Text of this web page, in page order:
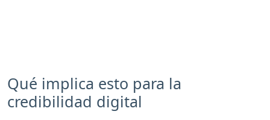
Qué implica esto para la
credibilidad digital